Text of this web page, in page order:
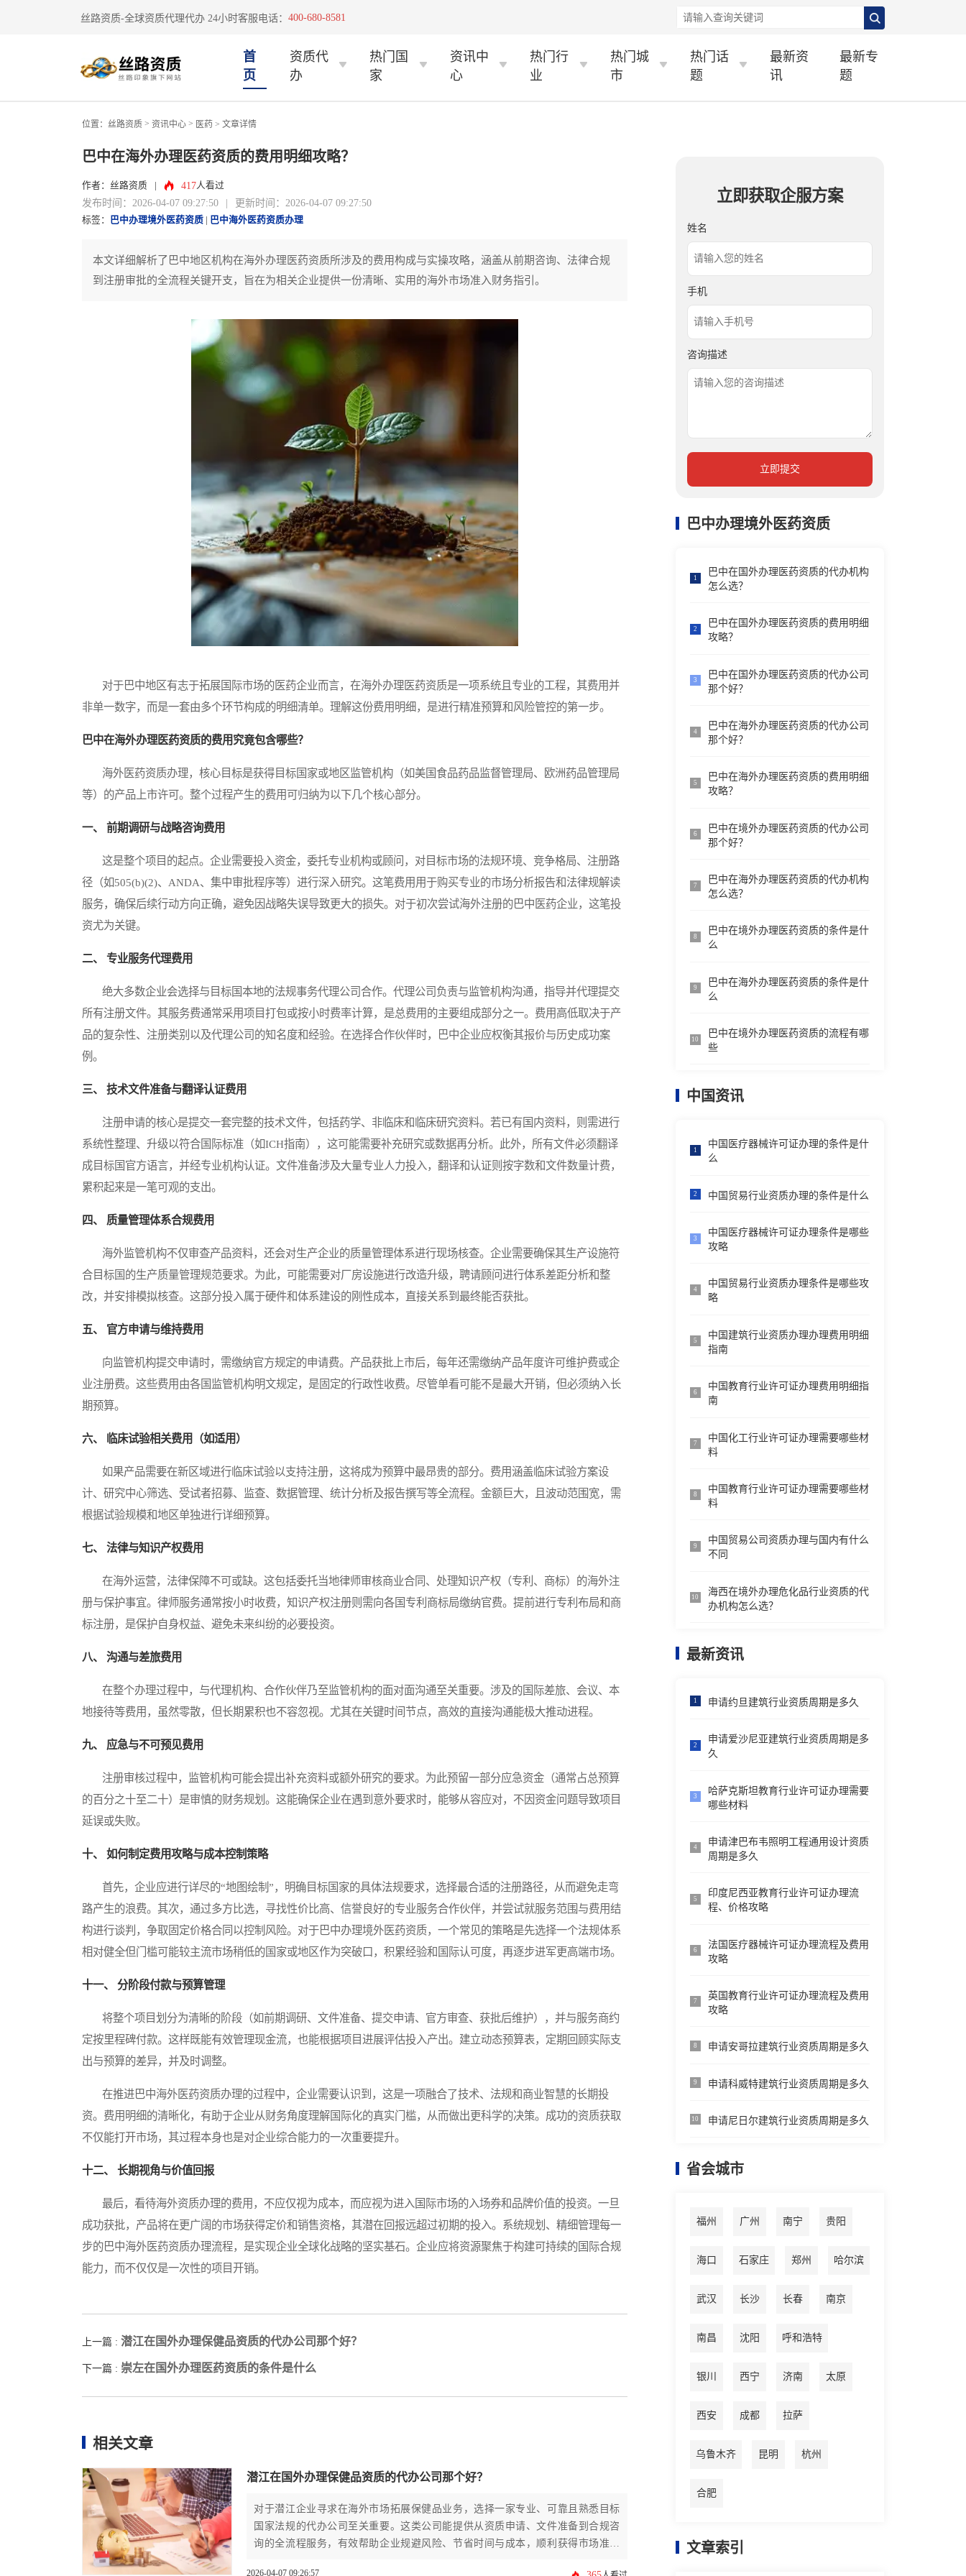
丝路资质-全球资质代理代办 24小时客服电话： 400-680-8581
首
页
资质代
办
热门国
家
资讯中
心
热门行
业
热门城
市
热门话
题
最新资
讯
最新专
题
位置： 丝路资质 > 资讯中心 > 医药 > 文章详情
巴中在海外办理医药资质的费用明细攻略？
作者：丝路资质 417人看过
发布时间：2026-04-07 09:27:50 | 更新时间：2026-04-07 09:27:50
标签： 巴中办理境外医药资质 巴中海外医药资质办理
本文详细解析了巴中地区机构在海外办理医药资质所涉及的费用构成与实操攻略，涵盖从前期咨询、法律合规
到注册审批的全流程关键开支，旨在为相关企业提供一份清晰、实用的海外市场准入财务指引。
对于巴中地区有志于拓展国际市场的医药企业而言，在海外办理医药资质是一项系统且专业的工程，其费用并
非单一数字，而是一套由多个环节构成的明细清单。理解这份费用明细，是进行精准预算和风险管控的第一步。
巴中在海外办理医药资质的费用究竟包含哪些？
海外医药资质办理，核心目标是获得目标国家或地区监管机构（如美国食品药品监督管理局、欧洲药品管理局
等）的产品上市许可。整个过程产生的费用可归纳为以下几个核心部分。
一、 前期调研与战略咨询费用
这是整个项目的起点。企业需要投入资金，委托专业机构或顾问，对目标市场的法规环境、竞争格局、注册路
径（如505(b)(2)、ANDA、集中审批程序等）进行深入研究。这笔费用用于购买专业的市场分析报告和法律规解读
服务，确保后续行动方向正确，避免因战略失误导致更大的损失。对于初次尝试海外注册的巴中医药企业，这笔投
资尤为关键。
二、 专业服务代理费用
绝大多数企业会选择与目标国本地的法规事务代理公司合作。代理公司负责与监管机构沟通，指导并代理提交
所有注册文件。其服务费通常采用项目打包或按小时费率计算，是总费用的主要组成部分之一。费用高低取决于产
品的复杂性、注册类别以及代理公司的知名度和经验。在选择合作伙伴时，巴中企业应权衡其报价与历史成功案
例。
三、 技术文件准备与翻译认证费用
注册申请的核心是提交一套完整的技术文件，包括药学、非临床和临床研究资料。若已有国内资料，则需进行
系统性整理、升级以符合国际标准（如ICH指南），这可能需要补充研究或数据再分析。此外，所有文件必须翻译
成目标国官方语言，并经专业机构认证。文件准备涉及大量专业人力投入，翻译和认证则按字数和文件数量计费，
累积起来是一笔可观的支出。
四、 质量管理体系合规费用
海外监管机构不仅审查产品资料，还会对生产企业的质量管理体系进行现场核查。企业需要确保其生产设施符
合目标国的生产质量管理规范要求。为此，可能需要对厂房设施进行改造升级，聘请顾问进行体系差距分析和整
改，并安排模拟核查。这部分投入属于硬件和体系建设的刚性成本，直接关系到最终能否获批。
五、 官方申请与维持费用
向监管机构提交申请时，需缴纳官方规定的申请费。产品获批上市后，每年还需缴纳产品年度许可维护费或企
业注册费。这些费用由各国监管机构明文规定，是固定的行政性收费。尽管单看可能不是最大开销，但必须纳入长
期预算。
六、 临床试验相关费用（如适用）
如果产品需要在新区域进行临床试验以支持注册，这将成为预算中最昂贵的部分。费用涵盖临床试验方案设
计、研究中心筛选、受试者招募、监查、数据管理、统计分析及报告撰写等全流程。金额巨大，且波动范围宽，需
根据试验规模和地区单独进行详细预算。
七、 法律与知识产权费用
在海外运营，法律保障不可或缺。这包括委托当地律师审核商业合同、处理知识产权（专利、商标）的海外注
册与保护事宜。律师服务通常按小时收费，知识产权注册则需向各国专利商标局缴纳官费。提前进行专利布局和商
标注册，是保护自身权益、避免未来纠纷的必要投资。
八、 沟通与差旅费用
在整个办理过程中，与代理机构、合作伙伴乃至监管机构的面对面沟通至关重要。涉及的国际差旅、会议、本
地接待等费用，虽然零散，但长期累积也不容忽视。尤其在关键时间节点，高效的直接沟通能极大推动进程。
九、 应急与不可预见费用
注册审核过程中，监管机构可能会提出补充资料或额外研究的要求。为此预留一部分应急资金（通常占总预算
的百分之十至二十）是审慎的财务规划。这能确保企业在遇到意外要求时，能够从容应对，不因资金问题导致项目
延误或失败。
十、 如何制定费用攻略与成本控制策略
首先，企业应进行详尽的“地图绘制”，明确目标国家的具体法规要求，选择最合适的注册路径，从而避免走弯
路产生的浪费。其次，通过多方比选，寻找性价比高、信誉良好的专业服务合作伙伴，并尝试就服务范围与费用结
构进行谈判，争取固定价格合同以控制风险。对于巴中办理境外医药资质，一个常见的策略是先选择一个法规体系
相对健全但门槛可能较主流市场稍低的国家或地区作为突破口，积累经验和国际认可度，再逐步进军更高端市场。
十一、 分阶段付款与预算管理
将整个项目划分为清晰的阶段（如前期调研、文件准备、提交申请、官方审查、获批后维护），并与服务商约
定按里程碑付款。这样既能有效管理现金流，也能根据项目进展评估投入产出。建立动态预算表，定期回顾实际支
出与预算的差异，并及时调整。
在推进巴中海外医药资质办理的过程中，企业需要认识到，这是一项融合了技术、法规和商业智慧的长期投
资。费用明细的清晰化，有助于企业从财务角度理解国际化的真实门槛，从而做出更科学的决策。成功的资质获取
不仅能打开市场，其过程本身也是对企业综合能力的一次重要提升。
十二、 长期视角与价值回报
最后，看待海外资质办理的费用，不应仅视为成本，而应视为进入国际市场的入场券和品牌价值的投资。一旦
成功获批，产品将在更广阔的市场获得定价和销售资格，其潜在回报远超过初期的投入。系统规划、精细管理每一
步的巴中海外医药资质办理流程，是实现企业全球化战略的坚实基石。企业应将资源聚焦于构建可持续的国际合规
能力，而不仅仅是一次性的项目开销。
上一篇 : 潜江在国外办理保健品资质的代办公司那个好？
下一篇 : 崇左在国外办理医药资质的条件是什么
相关文章
潜江在国外办理保健品资质的代办公司那个好？
对于潜江企业寻求在海外市场拓展保健品业务，选择一家专业、可靠且熟悉目标
国家法规的代办公司至关重要。这类公司能提供从资质申请、文件准备到合规咨
询的全流程服务，有效帮助企业规避风险、节省时间与成本，顺利获得市场准入
2026-04-07 09:26:57
立即获取企服方案
姓名
手机
咨询描述
立即提交
巴中办理境外医药资质
1
巴中在国外办理医药资质的代办机构
怎么选？
2
巴中在国外办理医药资质的费用明细
攻略？
3
巴中在国外办理医药资质的代办公司
那个好？
4
巴中在海外办理医药资质的代办公司
那个好？
5
巴中在海外办理医药资质的费用明细
攻略？
6
巴中在境外办理医药资质的代办公司
那个好？
7
巴中在海外办理医药资质的代办机构
怎么选？
8
巴中在境外办理医药资质的条件是什
么
9
巴中在海外办理医药资质的条件是什
么
10
巴中在境外办理医药资质的流程有哪
些
中国资讯
1
中国医疗器械许可证办理的条件是什
么
2 中国贸易行业资质办理的条件是什么
3
中国医疗器械许可证办理条件是哪些
攻略
4
中国贸易行业资质办理条件是哪些攻
略
5
中国建筑行业资质办理办理费用明细
指南
6
中国教育行业许可证办理费用明细指
南
7
中国化工行业许可证办理需要哪些材
料
8
中国教育行业许可证办理需要哪些材
料
9
中国贸易公司资质办理与国内有什么
不同
10
海西在境外办理危化品行业资质的代
办机构怎么选？
最新资讯
1 申请约旦建筑行业资质周期是多久
2
申请爱沙尼亚建筑行业资质周期是多
久
3
哈萨克斯坦教育行业许可证办理需要
哪些材料
4
申请津巴布韦照明工程通用设计资质
周期是多久
5
印度尼西亚教育行业许可证办理流
程、价格攻略
6
法国医疗器械许可证办理流程及费用
攻略
7
英国教育行业许可证办理流程及费用
攻略
8 申请安哥拉建筑行业资质周期是多久
9 申请科威特建筑行业资质周期是多久
10 申请尼日尔建筑行业资质周期是多久
省会城市
福州 广州 南宁 贵阳
海口 石家庄 郑州 哈尔滨
武汉 长沙 长春 南京
南昌 沈阳 呼和浩特
银川 西宁 济南 太原
西安 成都 拉萨
乌鲁木齐 昆明 杭州
合肥
文章索引